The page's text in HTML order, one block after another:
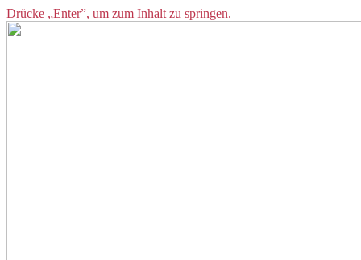
Drücke „Enter”, um zum Inhalt zu springen.